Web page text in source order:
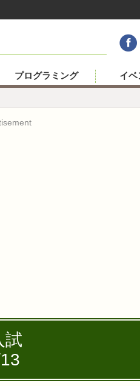
プログラミング イベ
試